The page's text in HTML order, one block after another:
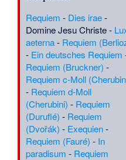
Requiem - Dies irae-
Domine Jesu Christe-
aeterna- Requiem
- Ein deutsches Requiem
Requiem (Bruckner) -
Requiem c-Moll
- Requiem d-Moll
(Cherubini) - Requiem
(Duruflé) - Requiem
(Dvořák) - Exequien-
Requiem (Fauré) - In
paradisum - Requiem